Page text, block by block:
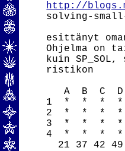
http://
solving-
esittänyt
Ohjelma on
kuin
ristikon
A  B  C
1  *  *  *  *
2  *  *  *  *
3  *  *  *  *
4  *  *  *  *
21 37 42 49